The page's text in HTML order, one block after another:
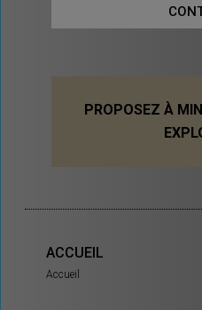
PROPOSEZ À
ACCUEIL
Accueil